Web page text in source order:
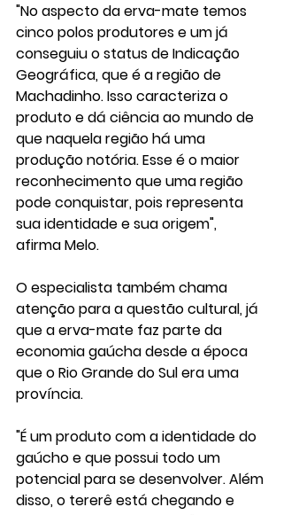
"No aspecto da erva-mate temos
cinco polos produtores e um já
conseguiu o status de Indicação
Geográfica, que é a região de
Machadinho. Isso caracteriza o
produto e dá ciência ao mundo de
que naquela região há uma
produção notória. Esse é o maior
reconhecimento que uma região
pode conquistar, pois representa
sua identidade e sua origem",
afirma Melo.
O especialista também chama
atenção para a questão cultural, já
que a erva-mate faz parte da
economia gaúcha desde a época
que o Rio Grande do Sul era uma
província.
"É um produto com a identidade do
gaúcho e que possui todo um
potencial para se desenvolver. Além
disso, o tererê está chegando e